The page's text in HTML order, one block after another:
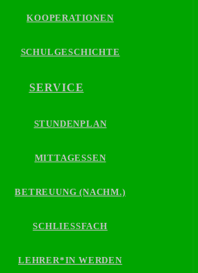
KOOPERATIONEN
SCHULGESCHICHTE
SERVICE
STUNDENPLAN
MITTAGESSEN
BETREUUNG (NACHM.)
SCHLIESSFACH
LEHRER*IN WERDEN